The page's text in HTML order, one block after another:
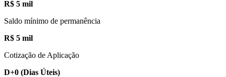
R$ 5 mil
Saldo mínimo de permanência
R$ 5 mil
Cotização de Aplicação
D+0 (Dias Úteis)